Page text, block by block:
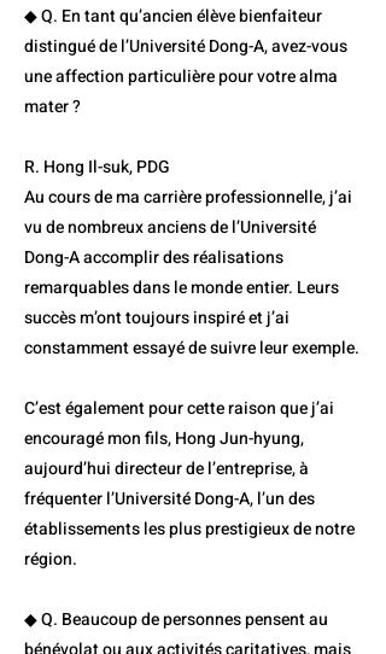
◆ Q. En tant qu’ancien élève bienfaiteur
distingué de l’Université Dong-A, avez-vous
une affection particulière pour votre alma
mater ?
R. Hong Il-suk, PDG
Au cours de ma carrière professionnelle, j’ai
vu de nombreux anciens de l’Université
Dong-A accomplir des réalisations
remarquables dans le monde entier. Leurs
succès m’ont toujours inspiré et j’ai
constamment essayé de suivre leur exemple.
C’est également pour cette raison que j’ai
encouragé mon fils, Hong Jun-hyung,
aujourd’hui directeur de l’entreprise, à
fréquenter l’Université Dong-A, l’un des
établissements les plus prestigieux de notre
région.
◆ Q. Beaucoup de personnes pensent au